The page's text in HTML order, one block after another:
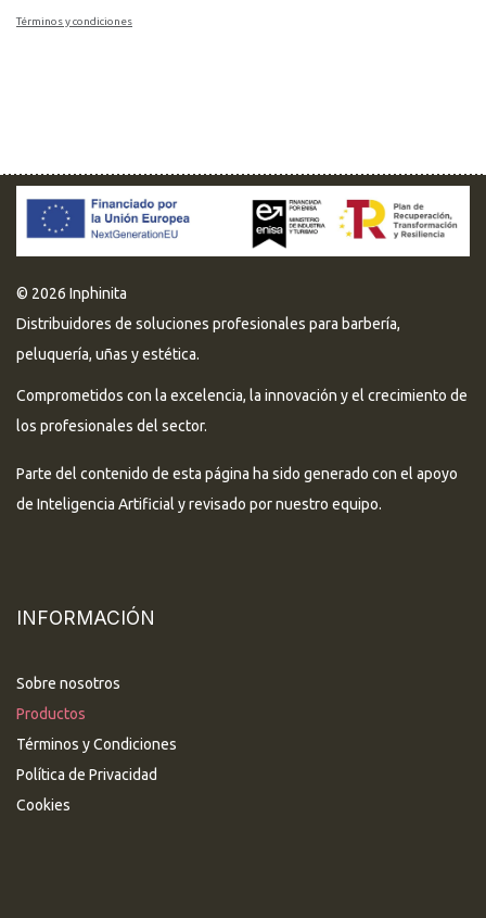
Términos y condiciones
© 2026 Inphinita
Distribuidores de soluciones profesionales para barbería,
peluquería, uñas y estética.
Comprometidos con la excelencia, la innovación y el crecimiento de
los profesionales del sector.
Parte del contenido de esta página ha sido generado con el apoyo
de Inteligencia Artificial y revisado por nuestro equipo.
INFORMACIÓN
Sobre nosotros
Productos
Términos y Condiciones
Política de Privacidad
Cookies